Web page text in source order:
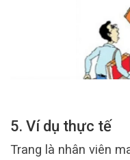
5. Ví dụ thực tế
Trang là nhân viên